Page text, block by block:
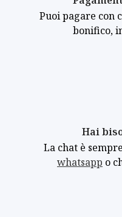
Puoi pagare con
bonifico,
Hai
La chat è
whatsapp o